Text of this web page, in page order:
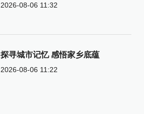
2026-08-06 11:32
探寻城市记忆 感悟家乡底蕴
2026-08-06 11:22